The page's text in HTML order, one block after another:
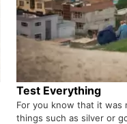
Test Everything
For you know that it was
things such as silver or